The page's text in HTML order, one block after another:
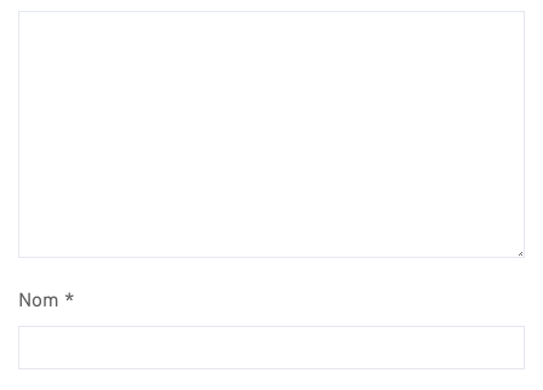
Nom *